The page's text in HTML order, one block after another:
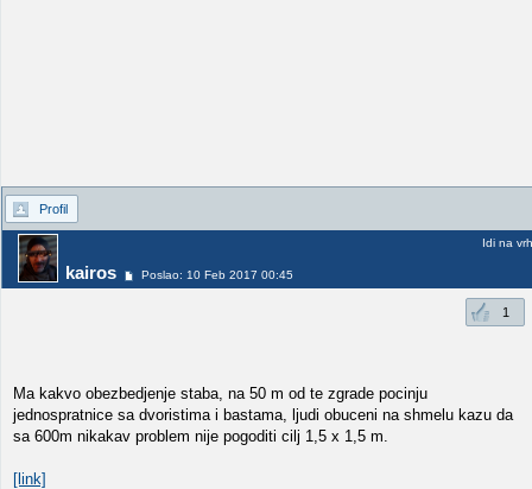
Profil
kairos Poslao: 10 Feb 2017 00:45
Idi na vrh
1
Ma kakvo obezbedjenje staba, na 50 m od te zgrade pocinju
jednospratnice sa dvoristima i bastama, ljudi obuceni na shmelu kazu da
sa 600m nikakav problem nije pogoditi cilj 1,5 x 1,5 m.
[link]